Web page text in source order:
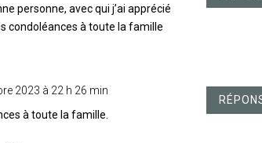
personne, avec qui j’ai apprécié
condoléances à toute la famille
2023 à 22 h 26 min
à toute la famille.